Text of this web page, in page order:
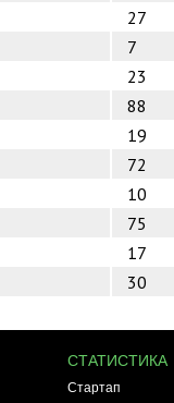
27
7
23
88
19
72
10
75
17
30
СТАТИСТИКА
Стартап